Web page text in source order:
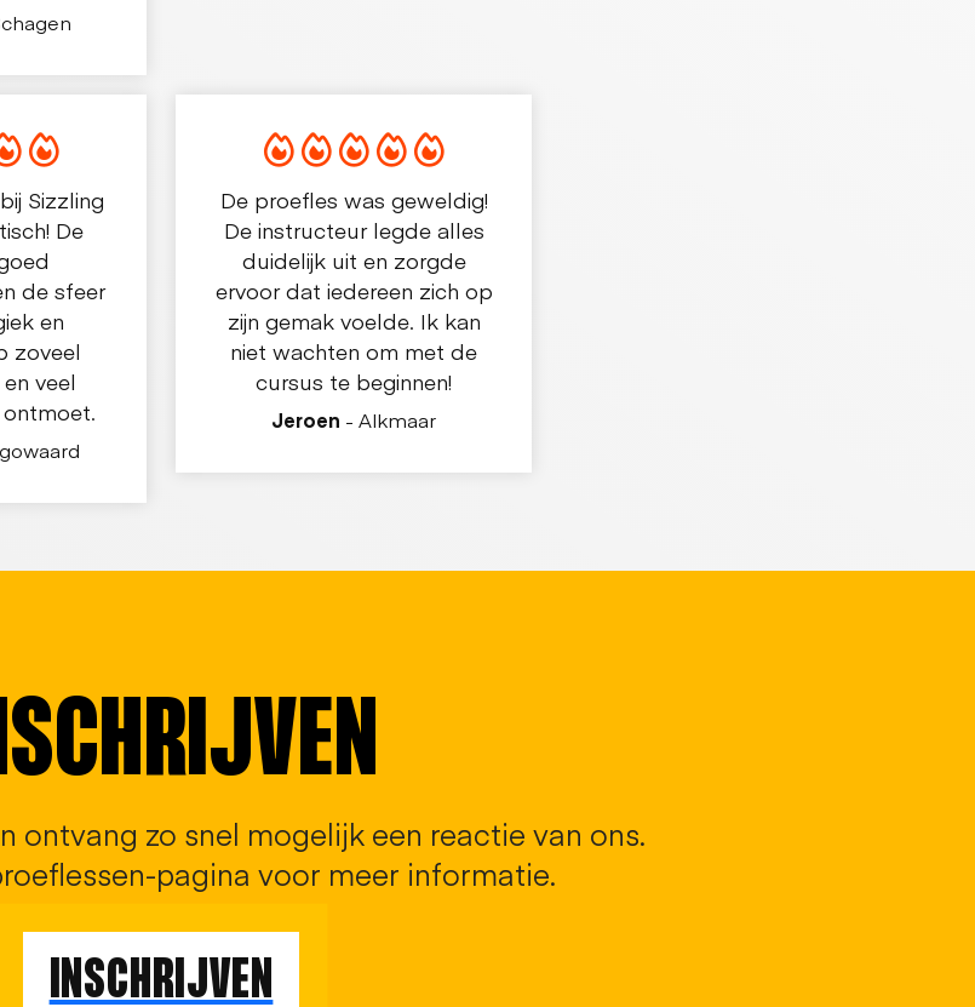
Sizzling
De
de sfeer
en
zoveel
veel
De proefles was geweldig!
De instructeur legde alles
duidelijk uit en zorgde
ervoor dat iedereen zich op
zijn gemak voelde. Ik kan
niet wachten om met de
cursus te beginnen!
Jeroen - Alkmaar
ontvang zo snel mogelijk een reactie van ons.
pagina voor meer informatie.
INSCHRIJVEN